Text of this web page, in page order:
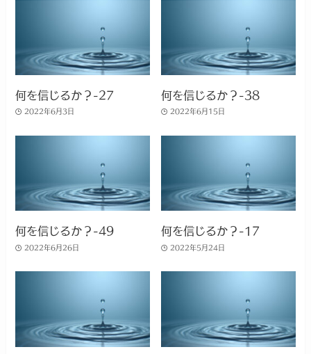
何を信じるか？-27
2022年6月3日
何を信じるか？-38
2022年6月15日
何を信じるか？-49
2022年6月26日
何を信じるか？-17
2022年5月24日